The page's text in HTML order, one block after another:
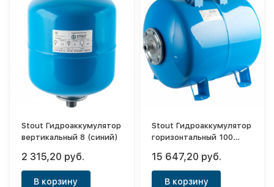
Stout Гидроаккумулятор
вертикальный 8 (синий)
2 315,20 руб.
В корзину
Stout Гидроаккумулятор
горизонтальный 100
15 647,20 руб.
В корзину